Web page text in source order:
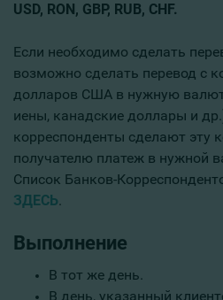
USD, RON, GBP, RUB, CHF.
Если необходимо сделать
возможно сделать перевод с
долларов США в нужную
иены, канадские доллары и
корреспонденты сделают эту
получателю платеж в нужной
Список Банков-
ЗДЕСЬ.
Выполнение
В тот же день.
В день, указанный